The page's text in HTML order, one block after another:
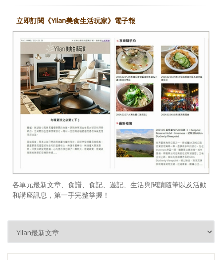
立即訂閱《Yilan美食生活玩家》電子報
各單元最新文章、食譜、食記、遊記、生活與閱讀隨筆以及活動
和講座訊息，第一手完整掌握！